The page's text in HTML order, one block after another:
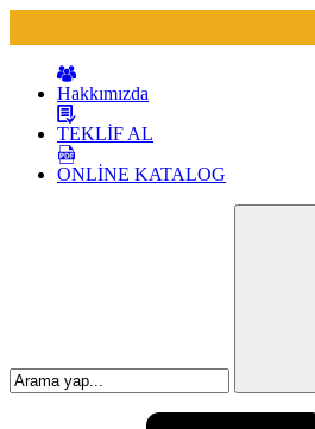
Hakkımızda
TEKLİF AL
ONLİNE KATALOG